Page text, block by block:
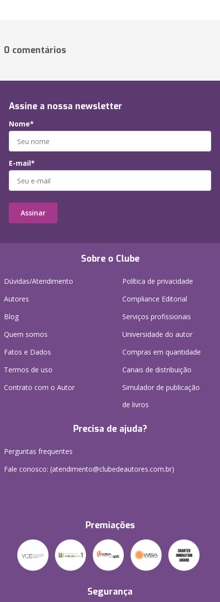
0 comentários
Sobre o Clube
Dúvidas/Atendimento
Autores
Blog
Quem somos
Fatos e Dados
Termos de uso
Contrato com o Autor
Política de privacidade
Compliance Editorial
Serviços profissionais
Universidade do autor
Compras em quantidade
Canais de distribuição
Simulador de publicação
de livros
Precisa de ajuda?
Perguntas frequentes
Fale conosco: (atendimento@clubedeautores.com.br)
Premiações
Segurança
Assine a nossa newsletter
Nome*
E-mail*
Assinar